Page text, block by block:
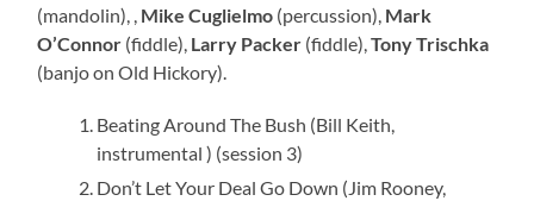
(mandolin), , Mike Cuglielmo (percussion), Mark
O’Connor (fiddle), Larry Packer (fiddle),Tony Trischka
(banjo on Old Hickory).
Beating Around The Bush (Bill Keith,
instrumental ) (session 3)
Don’t Let Your Deal Go Down (Jim Rooney,